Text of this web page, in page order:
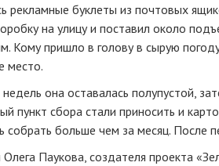
рекламные буклеты из почтовых
на улицу и поставил около
Кому пришло в голову в сырую
место.
она оставалась полупустой,
пункт сбора стали приносить и
собрать больше чем за месяц. После
Паукова, создателя проекта